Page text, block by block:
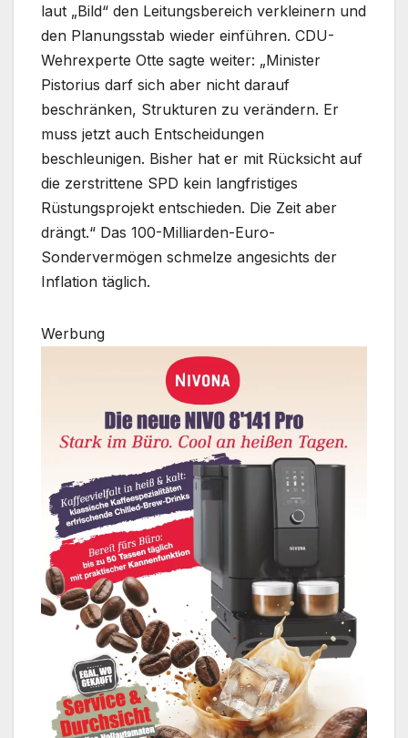
laut „Bild“ den Leitungsbereich verkleinern und
den Planungsstab wieder einführen. CDU-
Wehrexperte Otte sagte weiter: „Minister
Pistorius darf sich aber nicht darauf
beschränken, Strukturen zu verändern. Er
muss jetzt auch Entscheidungen
beschleunigen. Bisher hat er mit Rücksicht auf
die zerstrittene SPD kein langfristiges
Rüstungsprojekt entschieden. Die Zeit aber
drängt.“ Das 100-Milliarden-Euro-
Sondervermögen schmelze angesichts der
Inflation täglich.
Werbung